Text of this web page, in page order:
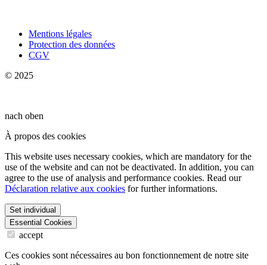
Mentions légales
Protection des données
CGV
© 2025
nach oben
À propos des cookies
This website uses necessary cookies, which are mandatory for the
use of the website and can not be deactivated. In addition, you can
agree to the use of analysis and performance cookies. Read our
Déclaration relative aux cookies for further informations.
Set individual
Essential Cookies
accept
Ces cookies sont nécessaires au bon fonctionnement de notre site